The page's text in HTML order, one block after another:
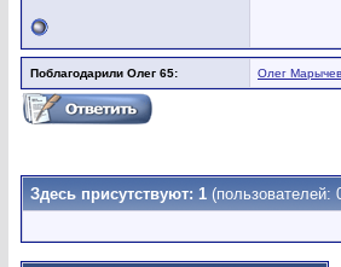
Поблагодарили Олег 65: Олег Марычев
Здесь присутствуют: 1 (пользователей: